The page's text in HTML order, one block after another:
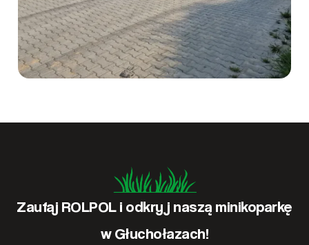
Zaufaj ROLPOL i odkryj naszą minikoparkę
w Głuchołazach!